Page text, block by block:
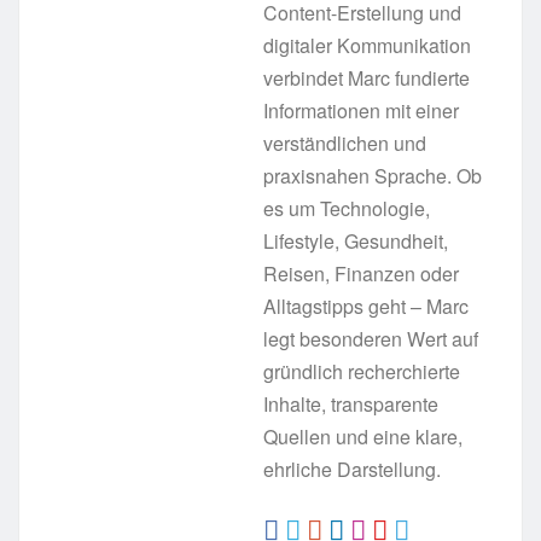
Content-Erstellung und
digitaler Kommunikation
verbindet Marc fundierte
Informationen mit einer
verständlichen und
praxisnahen Sprache. Ob
es um Technologie,
Lifestyle, Gesundheit,
Reisen, Finanzen oder
Alltagstipps geht – Marc
legt besonderen Wert auf
gründlich recherchierte
Inhalte, transparente
Quellen und eine klare,
ehrliche Darstellung.